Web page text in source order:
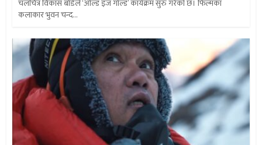
चलचित्र विकास बोर्डले ‘ओल्ड इज गोल्ड’ कार्यक्रम सुरु गरेको छ। फिल्मका
कलाकार भुवन चन्द...